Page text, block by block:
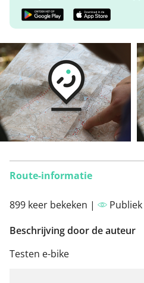
Route-informatie
899 keer bekeken |
Publiek
Beschrijving door de auteur
Testen e-bike